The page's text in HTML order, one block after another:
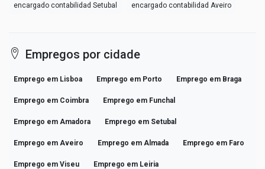
encargado contabilidad Setubal encargado contabilidad Aveiro
Empregos por cidade
Emprego em Lisboa Emprego em Porto Emprego em Braga
Emprego em Coimbra Emprego em Funchal
Emprego em Amadora Emprego em Setubal
Emprego em Aveiro Emprego em Almada Emprego em Faro
Emprego em Viseu Emprego em Leiria